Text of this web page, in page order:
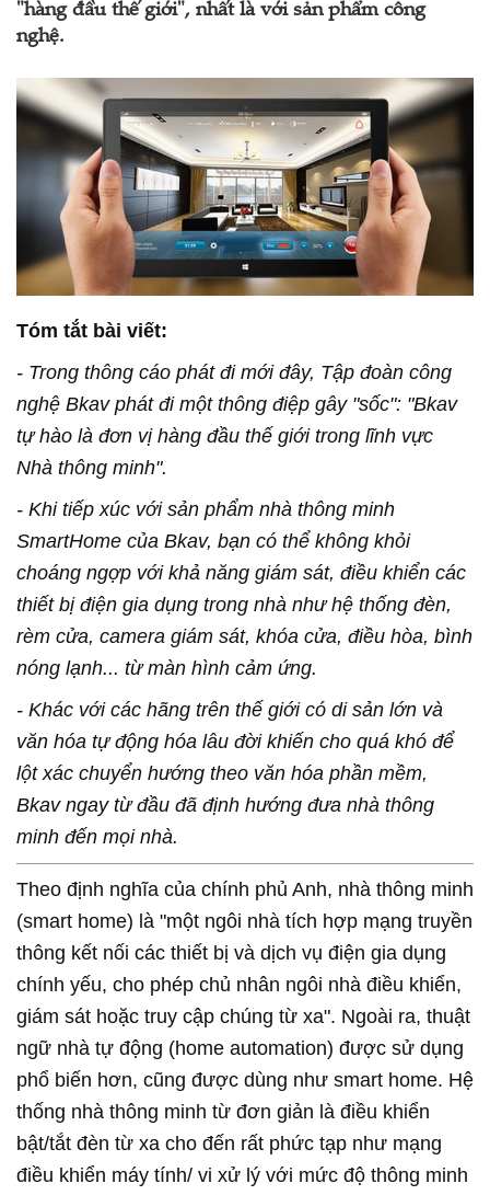
"hàng đầu thế giới", nhất là với sản phẩm công
nghệ.
Tóm tắt bài viết:
- Trong thông cáo phát đi mới đây, Tập đoàn công
nghệ Bkav phát đi một thông điệp gây "sốc": "Bkav
tự hào là đơn vị hàng đầu thế giới trong lĩnh vực
Nhà thông minh".
- Khi tiếp xúc với sản phẩm nhà thông minh
SmartHome của Bkav, bạn có thể không khỏi
choáng ngợp với khả năng giám sát, điều khiển các
thiết bị điện gia dụng trong nhà như hệ thống đèn,
rèm cửa, camera giám sát, khóa cửa, điều hòa, bình
nóng lạnh... từ màn hình cảm ứng.
- Khác với các hãng trên thế giới có di sản lớn và
văn hóa tự động hóa lâu đời khiến cho quá khó để
lột xác chuyển hướng theo văn hóa phần mềm,
Bkav ngay từ đầu đã định hướng đưa nhà thông
minh đến mọi nhà.
Theo định nghĩa của chính phủ Anh, nhà thông minh
(smart home) là "một ngôi nhà tích hợp mạng truyền
thông kết nối các thiết bị và dịch vụ điện gia dụng
chính yếu, cho phép chủ nhân ngôi nhà điều khiển,
giám sát hoặc truy cập chúng từ xa". Ngoài ra, thuật
ngữ nhà tự động (home automation) được sử dụng
phổ biến hơn, cũng được dùng như smart home. Hệ
thống nhà thông minh từ đơn giản là điều khiển
bật/tắt đèn từ xa cho đến rất phức tạp như mạng
điều khiển máy tính/ vi xử lý với mức độ thông minh